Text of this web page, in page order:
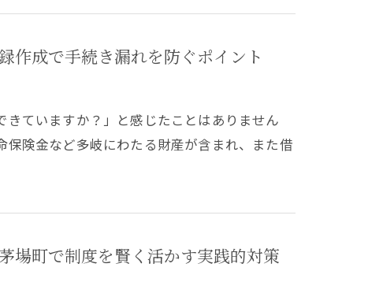
作成で手続き漏れを防ぐポイント
ていますか？」と感じたことはありません
険金など多岐にわたる財産が含まれ、また借
場町で制度を賢く活かす実践的対策